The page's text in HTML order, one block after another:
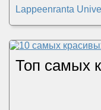
Lappeenranta
Топ самых